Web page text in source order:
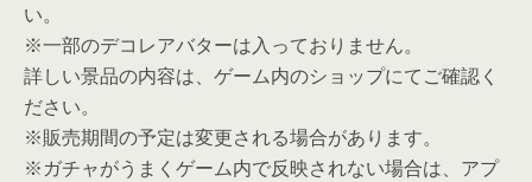
い。
※一部のデコレアバターは入っておりません。
詳しい景品の内容は、ゲーム内のショップにてご確認く
ださい。
※販売期間の予定は変更される場合があります。
※ガチャがうまくゲーム内で反映されない場合は、アプ